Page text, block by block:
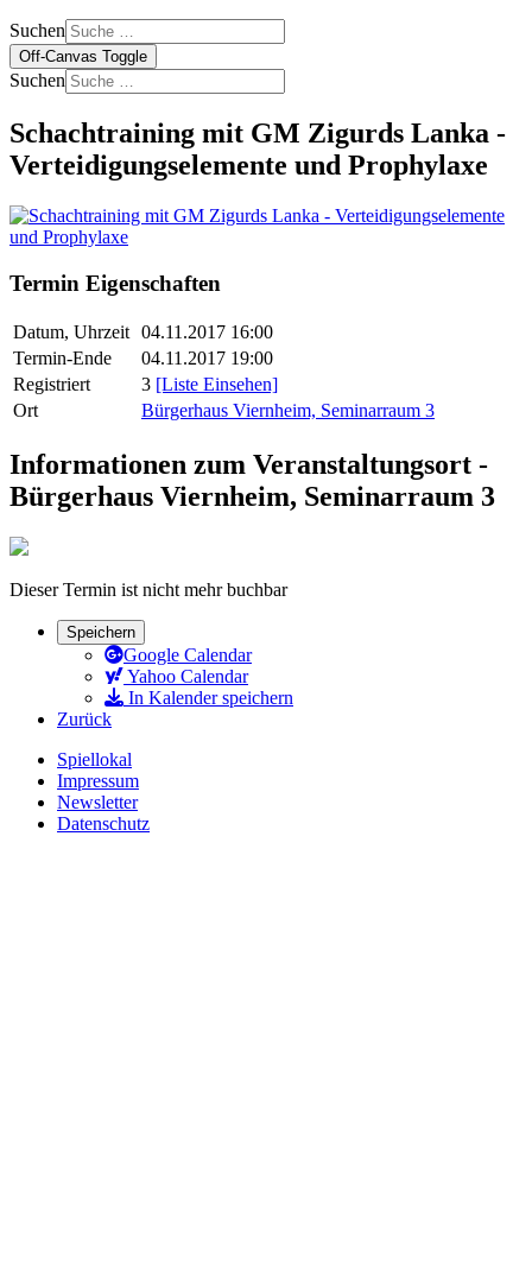
Suchen
Off-Canvas Toggle
Suchen
Schachtraining mit GM Zigurds Lanka -
Verteidigungselemente und Prophylaxe
Termin Eigenschaften
Datum, Uhrzeit 04.11.2017 16:00
Termin-Ende
04.11.2017 19:00
Registriert
3 [Liste Einsehen]
Ort
Bürgerhaus Viernheim, Seminarraum 3
Informationen zum Veranstaltungsort -
Bürgerhaus Viernheim, Seminarraum 3
Dieser Termin ist nicht mehr buchbar
Speichern
Google Calendar
Yahoo Calendar
In Kalender speichern
Zurück
Spiellokal
Impressum
Newsletter
Datenschutz